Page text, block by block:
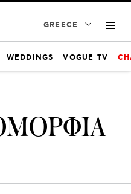
GREECE
WEDDINGS VOGUE TV